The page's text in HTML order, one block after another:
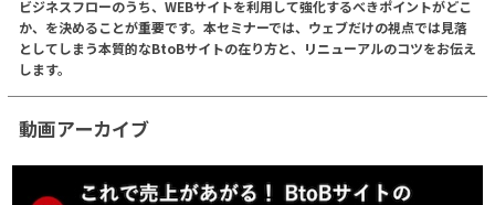
ビジネスフローのうち、WEBサイトを利用して強化するべきポイントがどこ
か、を決めることが重要です。本セミナーでは、ウェブだけの視点では見落
としてしまう本質的なBtoBサイトの在り方と、リニューアルのコツをお伝え
します。
動画アーカイブ